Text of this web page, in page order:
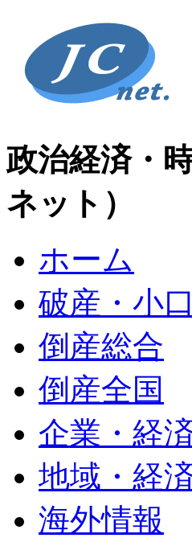
政治経済・
ネット）
ホーム
破産・小口
倒産総合
倒産全国
企業・経
地域・経
海外情報